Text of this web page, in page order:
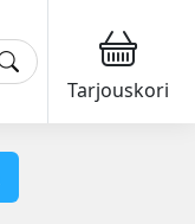
Tarjouskori